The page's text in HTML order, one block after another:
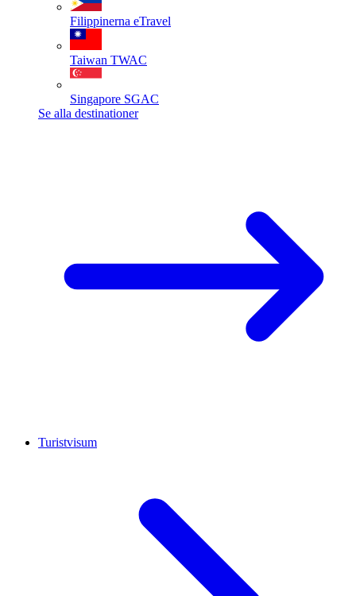
Filippinerna eTravel
Taiwan TWAC
Singapore SGAC
Se alla destinationer
Turistvisum